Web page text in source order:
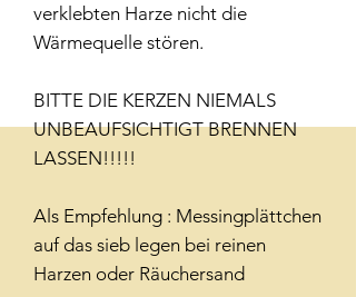
verklebten Harze nicht die
Wärmequelle stören.
BITTE DIE KERZEN NIEMALS
UNBEAUFSICHTIGT BRENNEN
LASSEN!!!!!
Als Empfehlung : Messingplättchen
auf das sieb legen bei reinen
Harzen oder Räuchersand